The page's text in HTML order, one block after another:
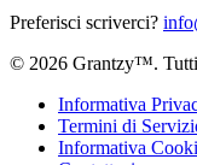
Preferisci scriverci?
© 2026 Grantzy™.
Informativa
Termini di
Informativa